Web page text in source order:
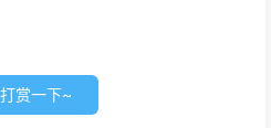
打赏一下~